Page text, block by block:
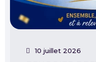
10 juillet 2026